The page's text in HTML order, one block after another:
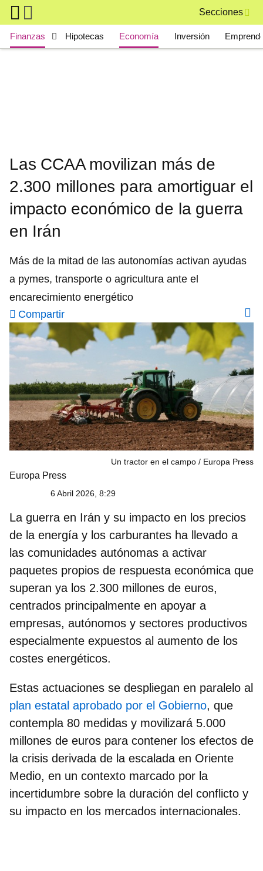
Skip to main content
Secciones
Main navigation
Finanzas Hipotecas Economía Inversión
Las CCAA movilizan más de
2.300 millones para amortiguar el
impacto económico de la guerra
en Irán
Más de la mitad de las autonomías activan ayudas
a pymes, transporte o agricultura ante el
encarecimiento energético
Compartir
Un tractor en el campo Europa Press
Europa Press
6 Abril 2026, 8:29
La guerra en Irán y su impacto en los precios
de la energía y los carburantes ha llevado a
las comunidades autónomas a activar
paquetes propios de respuesta económica que
superan ya los 2.300 millones de euros,
centrados principalmente en apoyar a
empresas, autónomos y sectores productivos
especialmente expuestos al aumento de los
costes energéticos.
Estas actuaciones se despliegan en paralelo al
plan estatal aprobado por el Gobierno, que
contempla 80 medidas y movilizará 5.000
millones de euros para contener los efectos de
la crisis derivada de la escalada en Oriente
Medio, en un contexto marcado por la
incertidumbre sobre la duración del conflicto y
su impacto en los mercados internacionales.